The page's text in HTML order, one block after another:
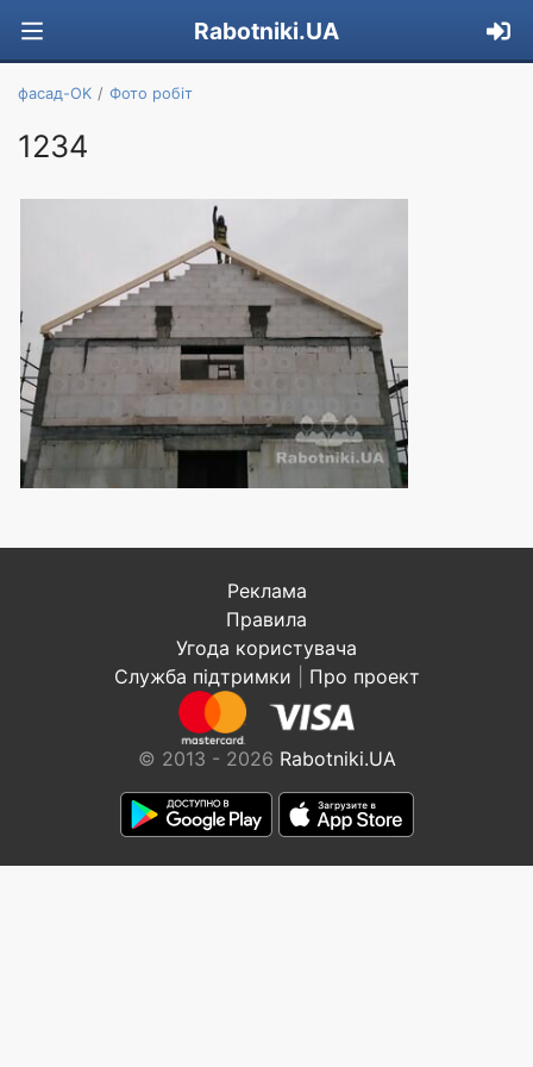
Rabotniki.UA
фасад-OK Фото робіт
1234
Реклама
Правила
Угода користувача
Служба підтримки
Про проект
© 2013 - 2026 Rabotniki.UA